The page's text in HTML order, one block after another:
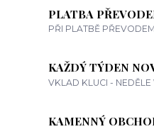
PLATBA
PŘI PLATBĚ
KAŽDÝ TÝDEN
VKLAD KLUCI -
KAMENNÝ